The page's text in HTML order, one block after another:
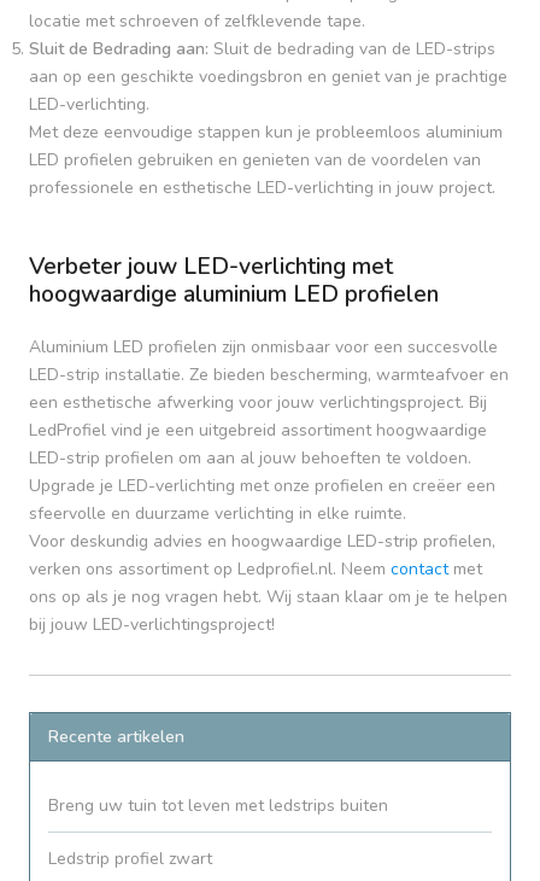
locatie met schroeven of zelfklevende tape.
Sluit de Bedrading aan: Sluit de bedrading van de LED-strips
aan op een geschikte voedingsbron en geniet van je prachtige
LED-verlichting.
Met deze eenvoudige stappen kun je probleemloos aluminium
LED profielen gebruiken en genieten van de voordelen van
professionele en esthetische LED-verlichting in jouw project.
Verbeter jouw LED-verlichting met
hoogwaardige aluminium LED profielen
Aluminium LED profielen zijn onmisbaar voor een succesvolle
LED-strip installatie. Ze bieden bescherming, warmteafvoer en
een esthetische afwerking voor jouw verlichtingsproject. Bij
LedProfiel vind je een uitgebreid assortiment hoogwaardige
LED-strip profielen om aan al jouw behoeften te voldoen.
Upgrade je LED-verlichting met onze profielen en creëer een
sfeervolle en duurzame verlichting in elke ruimte.
Voor deskundig advies en hoogwaardige LED-strip profielen,
verken ons assortiment op Ledprofiel.nl. Neem contactmet
ons op als je nog vragen hebt. Wij staan klaar om je te helpen
bij jouw LED-verlichtingsproject!
Recente artikelen
Breng uw tuin tot leven met ledstrips buiten
Ledstrip profiel zwart